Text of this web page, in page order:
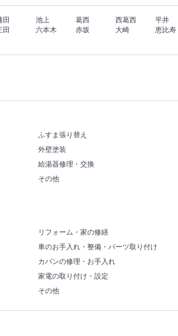
田 池上 葛西 西葛西 平井
田 六本木 赤坂 大崎 恵比寿
ふすま張り替え
外壁塗装
給湯器修理・交換
その他
リフォーム・家の修繕
車のお手入れ・整備・パーツ取り付け
カバンの修理・お手入れ
家電の取り付け・設定
その他